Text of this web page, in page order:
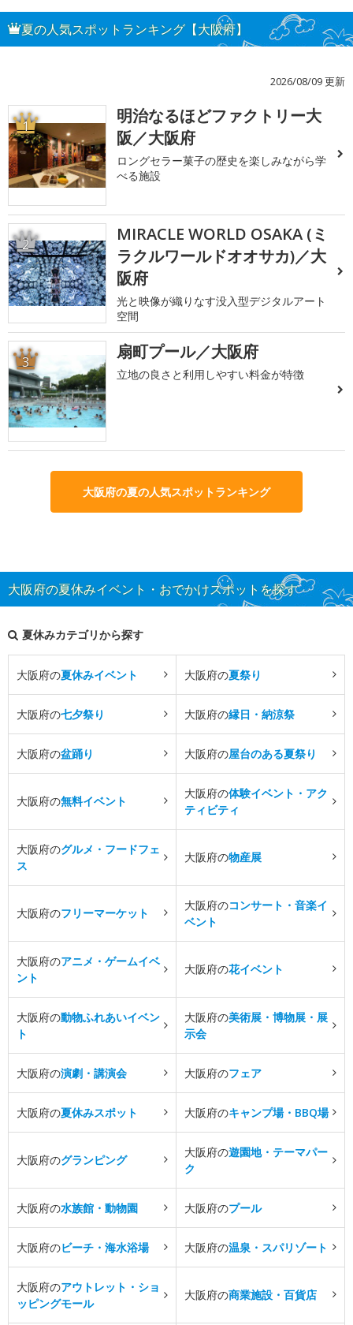
夏の人気スポットランキング【大阪府】
2026/08/09 更新
1
明治なるほどファクトリー大
阪／大阪府
ロングセラー菓子の歴史を楽しみながら学
べる施設
2
MIRACLE WORLD OSAKA (ミ
ラクルワールドオオサカ)／大
阪府
光と映像が織りなす没入型デジタルアート
空間
3 扇町プール／大阪府
立地の良さと利用しやすい料金が特徴
大阪府の夏の人気スポットランキング
大阪府の夏休みイベント・おでかけスポットを探す
夏休みカテゴリから探す
大阪府の夏休みイベント 大阪府の夏祭り
大阪府の七夕祭り 大阪府の縁日・納涼祭
大阪府の盆踊り 大阪府の屋台のある夏祭り
大阪府の無料イベント
大阪府の体験イベント・アク
ティビティ
大阪府のグルメ・フードフェ
ス
大阪府の物産展
大阪府のフリーマーケット
大阪府のコンサート・音楽イ
ベント
大阪府のアニメ・ゲームイベ
ント
大阪府の花イベント
大阪府の動物ふれあいイベン
ト
大阪府の美術展・博物展・展
示会
大阪府の演劇・講演会 大阪府のフェア
大阪府の夏休みスポット 大阪府のキャンプ場・BBQ場
大阪府のグランピング
大阪府の遊園地・テーマパー
ク
大阪府の水族館・動物園 大阪府のプール
大阪府のビーチ・海水浴場 大阪府の温泉・スパリゾート
大阪府のアウトレット・ショ
ッピングモール
大阪府の商業施設・百貨店